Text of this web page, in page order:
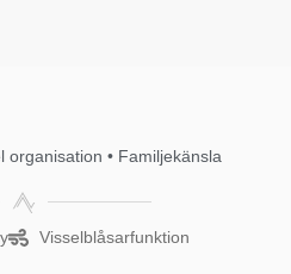
organisation • Familjekänsla
Visselblåsarfunktion